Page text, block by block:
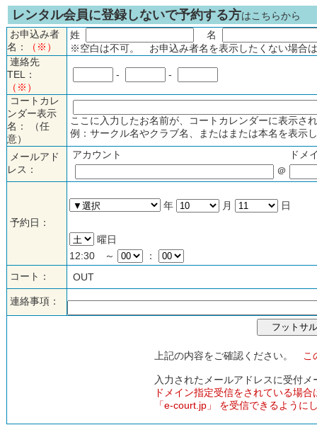
レンタル会員に登録しないで予約する方はこちらから
お申込み者
名：
（※）
姓
名
※空白は不可。 お申込み者名を表示したくない場合
連絡先
TEL：
（※）
- -
コートカレ
ンダー表示
名： （任
意）
ここに入力したお名前が、コートカレンダーに表示
例：サークル名やクラブ名、またはまたは本名を表示
メールアド
レス：
アカウント
ドメ
＠
予約日：
年 月 日
曜日
12:30 ～
：
コート：
OUT
連絡事項：
上記の内容をご確認ください。 こ
入力されたメールアドレスに受付
ドメイン指定受信をされている場合
「e-court.jp」 を受信できるように